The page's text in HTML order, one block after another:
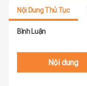
Nội Dung Thủ Tục
Bình Luận
Nội dung